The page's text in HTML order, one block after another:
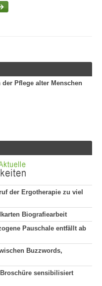
Pflege alter Menschen
der Ergotherapie zu viel
Biografiearbeit
Pauschale entfällt ab
Buzzwords,
sensibilisiert